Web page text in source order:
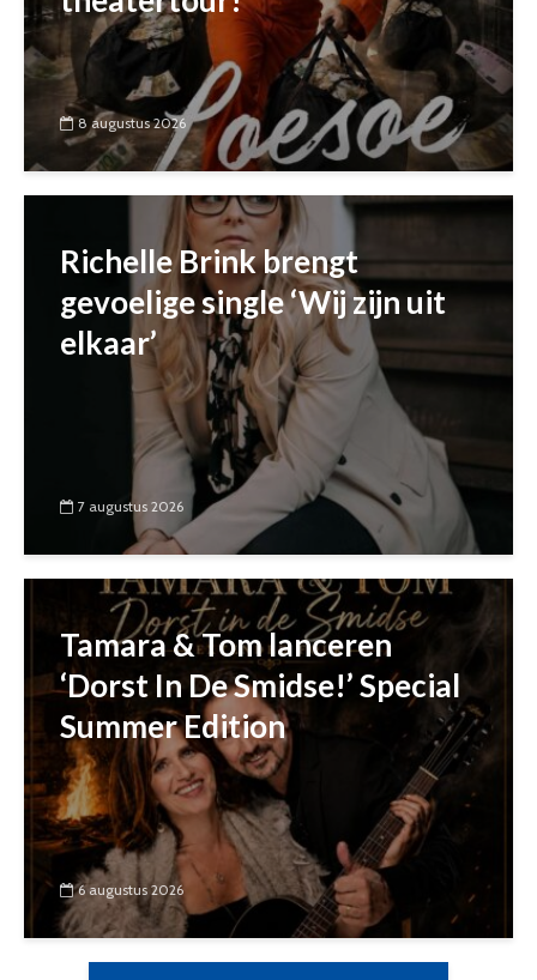
8 augustus 2026
Richelle Brink brengt
gevoelige single ‘Wij zijn uit
elkaar’
7 augustus 2026
Tamara & Tom lanceren
‘Dorst In De Smidse!’ Special
Summer Edition
6 augustus 2026